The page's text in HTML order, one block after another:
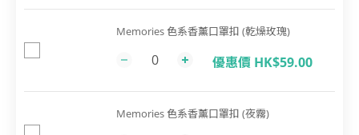
Memories 色系香薰口罩扣 (乾燥玫瑰)
優惠價 HK$59.00
Memories 色系香薰口罩扣 (夜霧)